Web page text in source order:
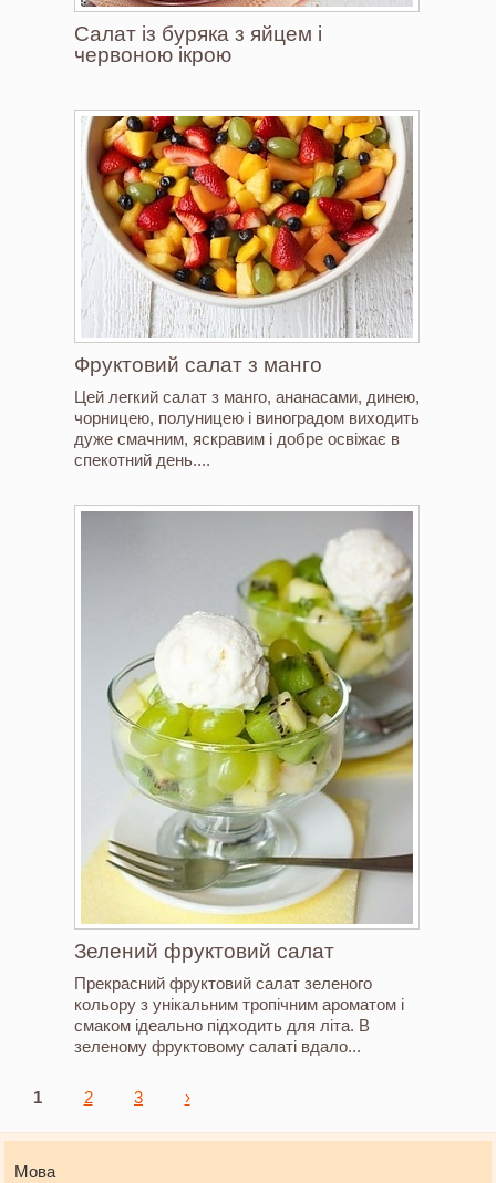
Салат із буряка з яйцем і
червоною ікрою
Фруктовий салат з манго
Цей легкий салат з манго, ананасами, динею,
чорницею, полуницею і виноградом виходить
дуже смачним, яскравим і добре освіжає в
спекотний день....
Зелений фруктовий салат
Прекрасний фруктовий салат зеленого
кольору з унікальним тропічним ароматом і
смаком ідеально підходить для літа. В
зеленому фруктовому салаті вдало...
Сторінки
1 2 3 ›
Мова